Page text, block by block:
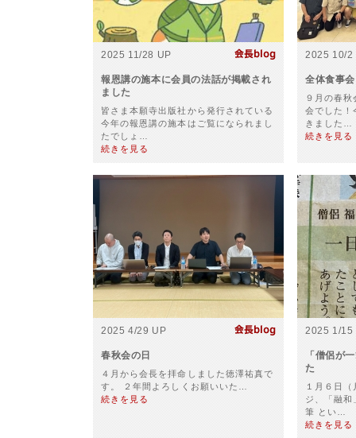
2025 11/28 UP
報恩講の施本に会員の法話が掲載され
ました
皆さま本願寺出版社から発行されている
今年の報恩講の施本はご覧になられまし
たでしょ…
続きを見る
2025 10/2
全体食事
９月の春秋
会でした！
きました…
続きを見る
2025 4/29 UP
春秋会の日
４月から会長を拝命しました徳澤祐真で
す。 ２年間よろしくお願いいた…
続きを見る
2025 1/15
「僧侶が
た
１月６日（
ジ、「融和
筆 とい…
続きを見る